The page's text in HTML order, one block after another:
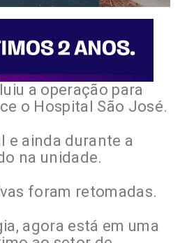
a operação para
o Hospital São José.
e ainda durante a
na unidade.
foram retomadas.
agora está em uma